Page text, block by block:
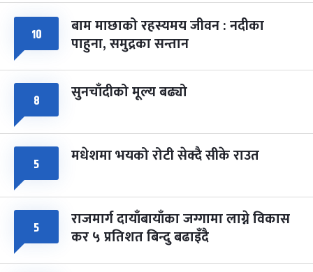
८ फागुपूर्णिमा
चैत्र ८, २०८३-Mar 22, 2027
७ महिना बाँकी
१० बाम माछाको रहस्यमय जीवन : नदीका
पाहुना, समुद्रका सन्तान
८ सुनचाँदीको मूल्य बढ्यो
५ मधेशमा भयको रोटी सेक्दै सीके राउत
५ राजमार्ग दायाँबायाँका जग्गामा लाग्ने विकास
कर ५ प्रतिशत बिन्दु बढाइँदै